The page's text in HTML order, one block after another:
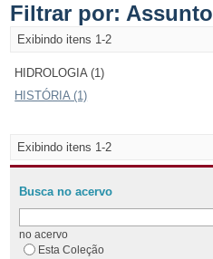
Filtrar por: Assunto
Exibindo itens 1-2
HIDROLOGIA (1)
HISTÓRIA (1)
Exibindo itens 1-2
Busca no acervo
no acervo
Esta Coleção